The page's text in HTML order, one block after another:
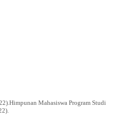
Mahasiswa Program Studi